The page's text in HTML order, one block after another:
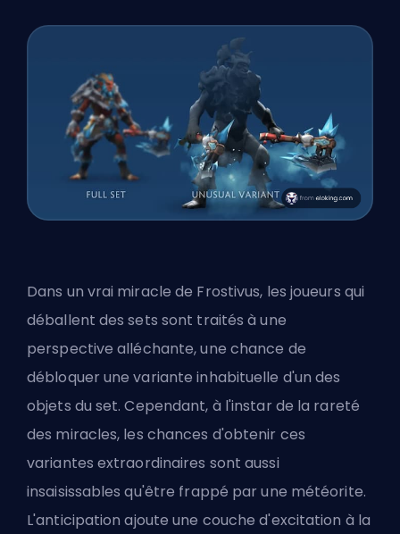
Dans un vrai miracle de Frostivus, les joueurs qui
déballent des sets sont traités à une
perspective alléchante, une chance de
débloquer une variante inhabituelle d'un des
objets du set. Cependant, à l'instar de la rareté
des miracles, les chances d'obtenir ces
variantes extraordinaires sont aussi
insaisissables qu'être frappé par une météorite.
L'anticipation ajoute une couche d'excitation à la